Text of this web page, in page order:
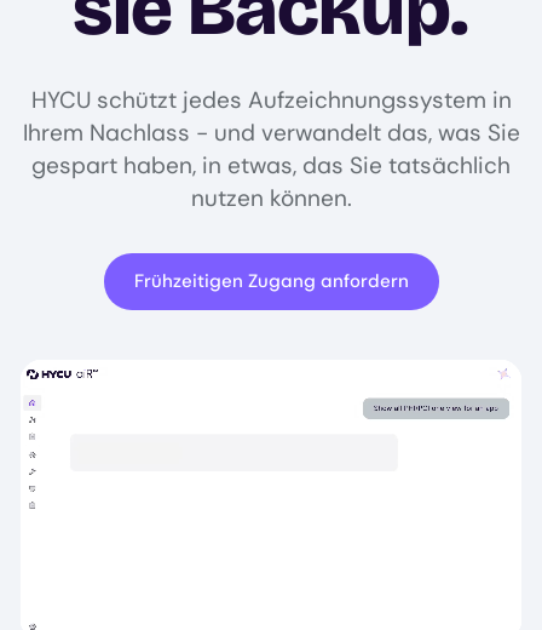
HYCU schützt jedes Aufzeichnungssystem in
Ihrem Nachlass - und verwandelt das, was Sie
gespart haben, in etwas, das Sie tatsächlich
nutzen können.
Frühzeitigen Zugang anfordern